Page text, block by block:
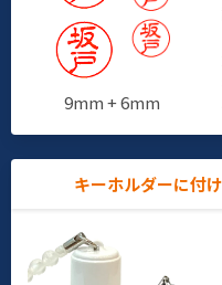
9mm + 6mm
キーホルダーに付